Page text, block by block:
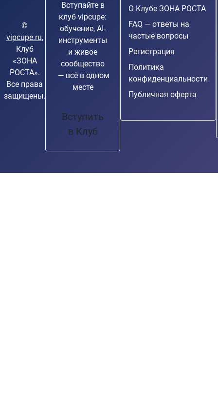
©
vipcupe.ru,
Клуб
«ЗОНА
РОСТА».
Все права
защищены.
Вступайте в
клуб vipcupe:
обучение, AI-
инструменты
и живое
сообщество
— всё в одном
месте
Вступить
в Клуб
О Клубе ЗОНА РОСТА
FAQ — ответы на
частые вопросы
Регистрация
Политика
конфиденциальности
Публичная оферта